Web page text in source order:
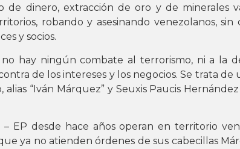
de dinero, extracción de oro y de minerales
robando y asesinando venezolanos,
y socios.
hay ningún combate al terrorismo, ni a la
de los intereses y los negocios. Se trata
“Iván Márquez” y Seuxis Paucis
EP desde hace años operan en territorio
ya no atienden órdenes de sus cabecillas